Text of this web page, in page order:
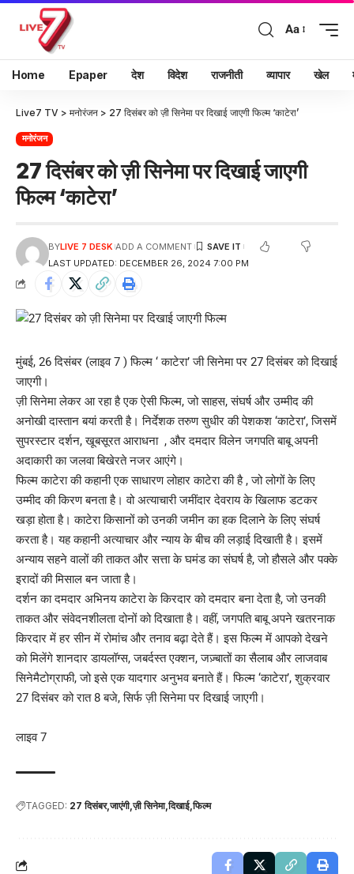
Aa
Home Epaper देश विदेश राजनीती व्यापार खेल
Live7 TV > मनोरंजन > 27 दिसंबर को ज़ी सिनेमा पर दिखाई जाएगी फिल्म ‘काटेरा’
मनोरंजन
27 दिसंबर को ज़ी सिनेमा पर दिखाई जाएगी
फिल्म ‘काटेरा’
LAST UPDATED: DECEMBER 26, 2024 7:00 PM
BYLIVE 7 DESK ADD A COMMENT
मुंबई, 26 दिसंबर (लाइव 7 ) फिल्म ‘ काटेरा’ जी सिनेमा पर 27 दिसंबर को दिखाई
जाएगी।
ज़ी सिनेमा लेकर आ रहा है एक ऐसी फिल्म, जो साहस, संघर्ष और उम्मीद की
अनोखी दास्तान बयां करती है। निर्देशक तरुण सुधीर की पेशकश ‘काटेरा’, जिसमें
सुपरस्टार दर्शन, खूबसूरत आराधना , और दमदार विलेन जगपति बाबू अपनी
अदाकारी का जलवा बिखेरते नजर आएंगे।
फिल्म काटेरा की कहानी एक साधारण लोहार काटेरा की है , जो लोगों के लिए
उम्मीद की किरण बनता है। वो अत्याचारी जमींदार देवराय के खिलाफ डटकर
खड़ा होता है। काटेरा किसानों को उनकी जमीन का हक दिलाने के लिए संघर्ष
करता है। यह कहानी अत्याचार और न्याय के बीच की लड़ाई दिखाती है। इसमें
अन्याय सहने वालों की ताकत और सत्ता के घमंड का संघर्ष है, जो हौसले और पक्के
इरादों की मिसाल बन जाता है।
दर्शन का दमदार अभिनय काटेरा के किरदार को दमदार बना देता है, जो उनकी
ताकत और संवेदनशीलता दोनों को दिखाता है। वहीं, जगपति बाबू अपने खतरनाक
किरदार में हर सीन में रोमांच और तनाव बढ़ा देते हैं। इस फिल्म में आपको देखने
को मिलेंगे शानदार डायलॉग्स, जबर्दस्त एक्शन, जज़्बातों का सैलाब और लाजवाब
सिनेमैटोग्राफी, जो इसे एक यादगार अनुभव बनाते हैं। फिल्म ‘काटेरा’, शुक्रवार
27 दिसंबर को रात 8 बजे, सिर्फ ज़ी सिनेमा पर दिखाई जाएगी।
लाइव 7
TAGGED: 27 दिसंबर जाएंगी ज़ी सिनेमा दिखाई फिल्म